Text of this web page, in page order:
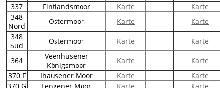
337
Fintlandsmoor Karte
Karte
348
Nord
Ostermoor Karte
Karte
348
Süd
Ostermoor Karte Karte
364
Veenhusener
Königsmoor
Karte
Karte
370 F
Ihausener Moor Karte
Karte
370 G
Lengener Moor Karte Karte